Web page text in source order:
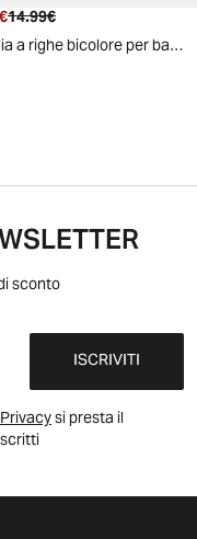
Prezzo attualePrezzo originale
14.99€
Maglia a righe bicolore per bambine - Azzurro
sconto
ISCRIVITI
si presta il